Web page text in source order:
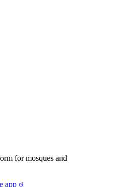
for mosques and
app